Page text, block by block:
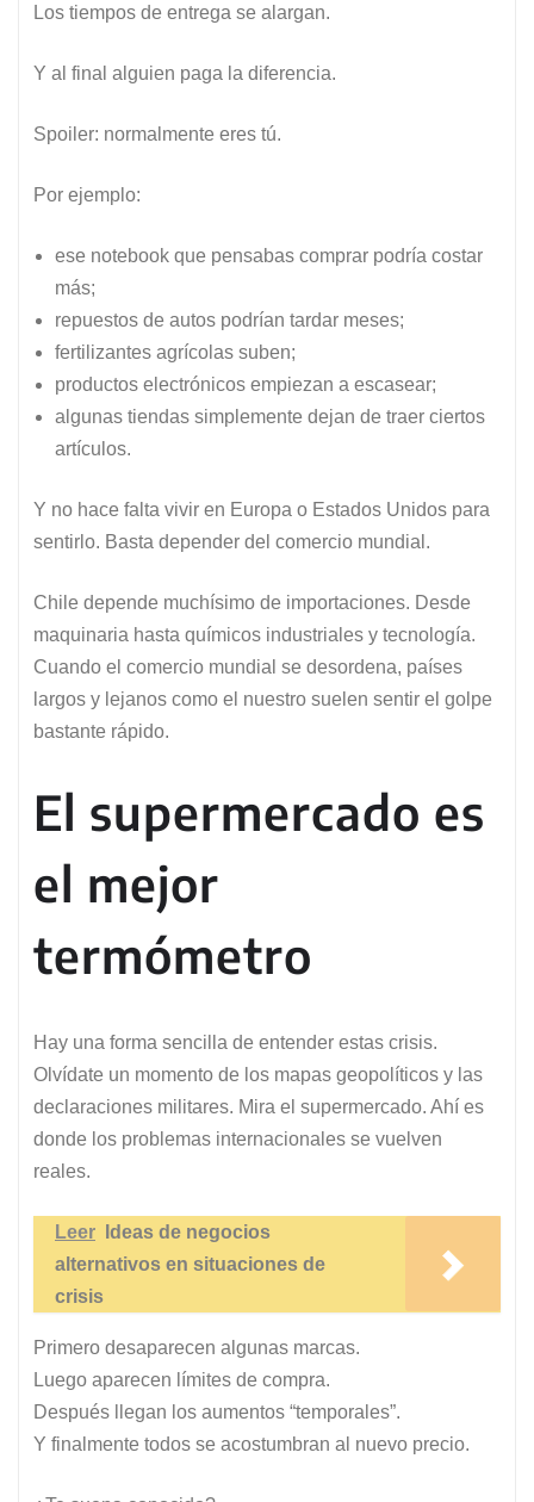
Los tiempos de entrega se alargan.
Y al final alguien paga la diferencia.
Spoiler: normalmente eres tú.
Por ejemplo:
ese notebook que pensabas comprar podría costar
más;
repuestos de autos podrían tardar meses;
fertilizantes agrícolas suben;
productos electrónicos empiezan a escasear;
algunas tiendas simplemente dejan de traer ciertos
artículos.
Y no hace falta vivir en Europa o Estados Unidos para
sentirlo. Basta depender del comercio mundial.
Chile depende muchísimo de importaciones. Desde
maquinaria hasta químicos industriales y tecnología.
Cuando el comercio mundial se desordena, países
largos y lejanos como el nuestro suelen sentir el golpe
bastante rápido.
El supermercado es
el mejor
termómetro
Hay una forma sencilla de entender estas crisis.
Olvídate un momento de los mapas geopolíticos y las
declaraciones militares. Mira el supermercado. Ahí es
donde los problemas internacionales se vuelven
reales.
Leer
Ideas de negocios
alternativos en situaciones de
crisis
Primero desaparecen algunas marcas.
Luego aparecen límites de compra.
Después llegan los aumentos “temporales”.
Y finalmente todos se acostumbran al nuevo precio.